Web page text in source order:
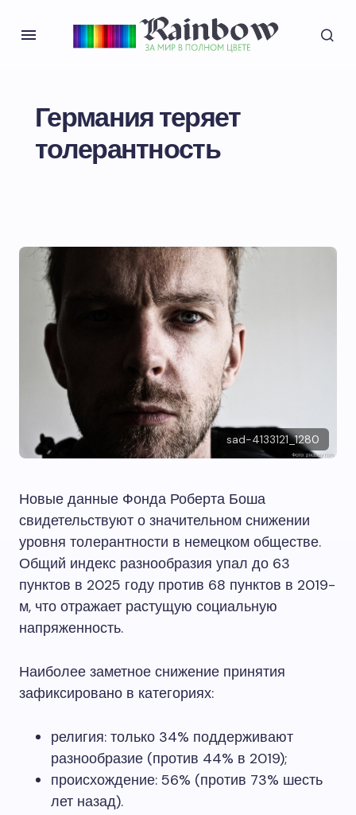
Германия теряет
толерантность
sad-4133121_1280
Новые данные Фонда Роберта Боша
свидетельствуют о значительном снижении
уровня толерантности в немецком обществе.
Общий индекс разнообразия упал до 63
пунктов в 2025 году против 68 пунктов в 2019-
м, что отражает растущую социальную
напряженность.
Наиболее заметное снижение принятия
зафиксировано в категориях:
религия: только 34% поддерживают
разнообразие (против 44% в 2019);
происхождение: 56% (против 73% шесть
лет назад).